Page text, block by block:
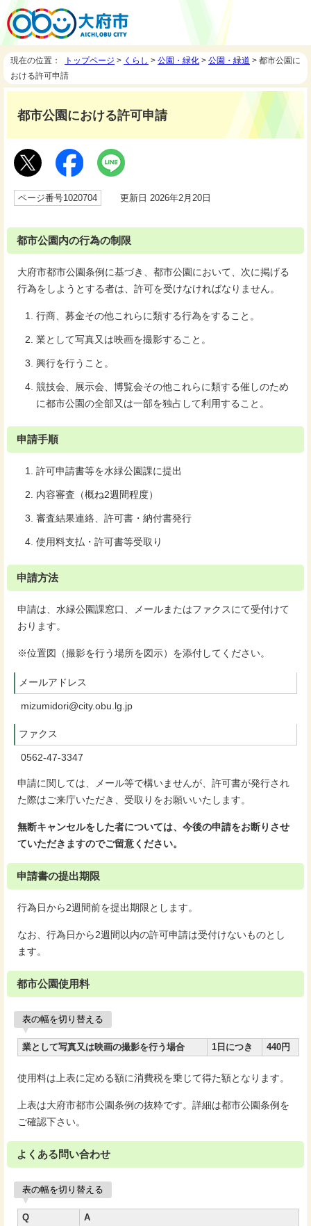
現在の位置： トップページ > くらし > 公園・緑化 > 公園・緑道 > 都市公園に
おける許可申請
都市公園における許可申請
ページ番号1020704 更新日 2026年2月20日
都市公園内の行為の制限
大府市都市公園条例に基づき、都市公園において、次に掲げる
行為をしようとする者は、許可を受けなければなりません。
行商、募金その他これらに類する行為をすること。
業として写真又は映画を撮影すること。
興行を行うこと。
競技会、展示会、博覧会その他これらに類する催しのため
に都市公園の全部又は一部を独占して利用すること。
申請手順
許可申請書等を水緑公園課に提出
内容審査（概ね2週間程度）
審査結果連絡、許可書・納付書発行
使用料支払・許可書等受取り
申請方法
申請は、水緑公園課窓口、メールまたはファクスにて受付けて
おります。
※位置図（撮影を行う場所を図示）を添付してください。
メールアドレス
mizumidori@city.obu.lg.jp
ファクス
0562-47-3347
申請に関しては、メール等で構いませんが、許可書が発行され
た際はご来庁いただき、受取りをお願いいたします。
無断キャンセルをした者については、今後の申請をお断りさせ
ていただきますのでご留意ください。
申請書の提出期限
行為日から2週間前を提出期限とします。
なお、行為日から2週間以内の許可申請は受付けないものとし
ます。
都市公園使用料
表の幅を切り替える
業として写真又は映画の撮影を行う場合 1日につき 440円
使用料は上表に定める額に消費税を乗じて得た額となります。
上表は大府市都市公園条例の抜粋です。詳細は都市公園条例を
ご確認下さい。
よくある問い合わせ
表の幅を切り替える
Q
A